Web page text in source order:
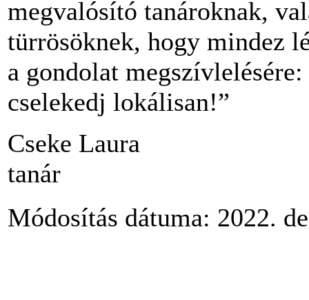
megvalósító tanároknak,
türrösöknek, hogy mindez
a gondolat
cselekedj lokálisan!”
Cseke Laura
tanár
Módosítás dátuma: 2022.